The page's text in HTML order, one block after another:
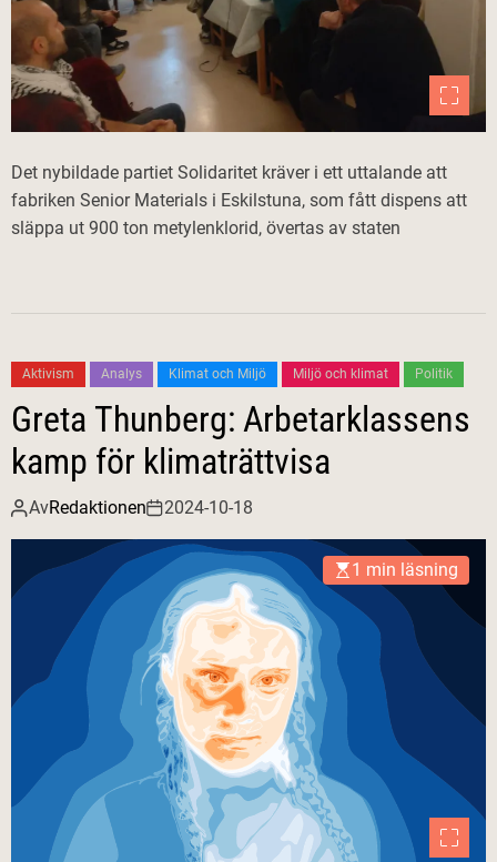
Det nybildade partiet Solidaritet kräver i ett uttalande att
fabriken Senior Materials i Eskilstuna, som fått dispens att
släppa ut 900 ton metylenklorid, övertas av staten
Aktivism Analys Klimat och Miljö Miljö och klimat Politik
Greta Thunberg: Arbetarklassens
kamp för klimaträttvisa
AvRedaktionen 2024-10-18
1 min läsning